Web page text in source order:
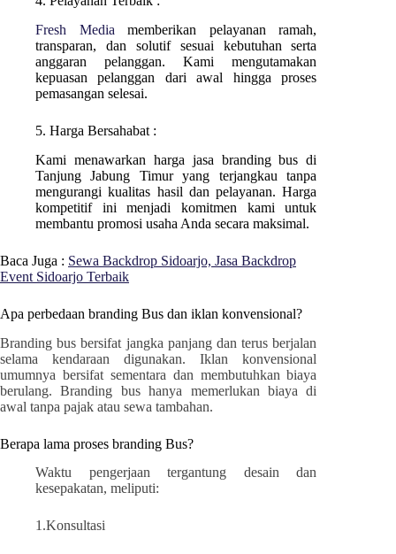
Fresh Media memberikan pelayanan ramah,
transparan, dan solutif sesuai kebutuhan serta
anggaran pelanggan. Kami mengutamakan
kepuasan pelanggan dari awal hingga proses
pemasangan selesai.
5. Harga Bersahabat :
Kami menawarkan harga jasa branding bus di
Tanjung Jabung Timuryang terjangkau tanpa
mengurangi kualitas hasil dan pelayanan. Harga
kompetitif ini menjadi komitmen kami untuk
membantu promosi usaha Anda secara maksimal.
Baca Juga : Sewa Backdrop Sidoarjo, Jasa Backdrop
Event Sidoarjo Terbaik
Apa perbedaan branding Bus dan iklan konvensional?
Branding bus bersifat jangka panjang dan terus berjalan
selama kendaraan digunakan. Iklan konvensional
umumnya bersifat sementara dan membutuhkan biaya
berulang. Branding bus hanya memerlukan biaya di
awal tanpa pajak atau sewa tambahan.
Berapa lama proses branding Bus?
Waktu pengerjaan tergantung desain dan
kesepakatan, meliputi:
1.Konsultasi